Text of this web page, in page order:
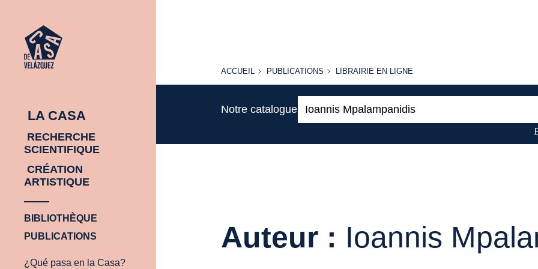
LA CASA
RECHERCHE
SCIENTIFIQUE
CRÉATION
ARTISTIQUE
BIBLIOTHÈQUE
PUBLICATIONS
¿Qué pasa en la Casa?
ACCUEIL
ACCUEIL PUBLICATIONS
PUBLICATIONS
LIBRAIRIE
LIBRAIRIE EN LIGNE
Notre catalogue:
Auteur : Ioannis